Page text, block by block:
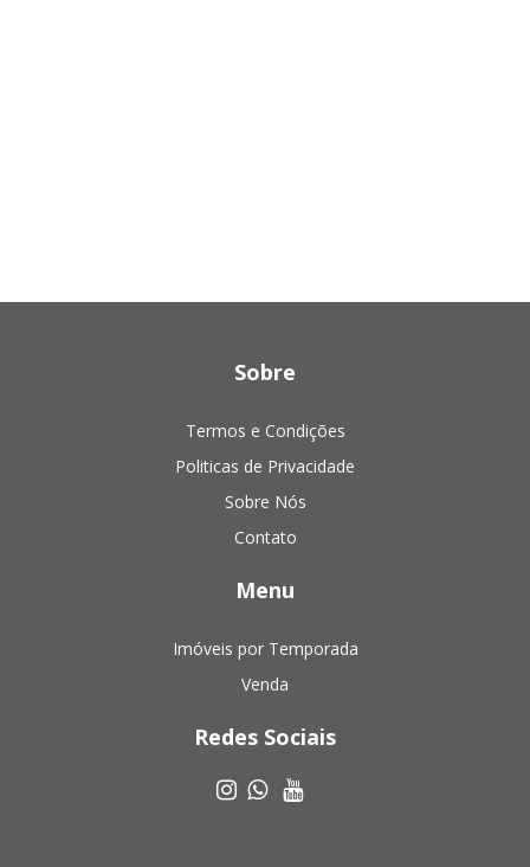
Sobre
Termos e Condições
Politicas de Privacidade
Sobre Nós
Contato
Menu
Imóveis por Temporada
Venda
Redes Sociais